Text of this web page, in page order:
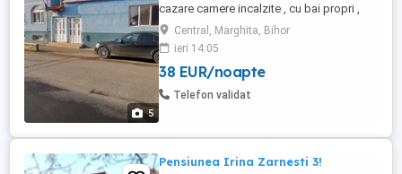
5
cazare camere incalzite , cu bai propri ,
cablu tv wifi utilitati. Camere cu 2 si 3
paturi .acceptam MUNCITORII pe termen
lung facem reducere .
Central, Marghita, Bihor
ieri 14:05
38 EUR/noapte
Telefon validat
Pensiunea Irina Zarnesti 3!